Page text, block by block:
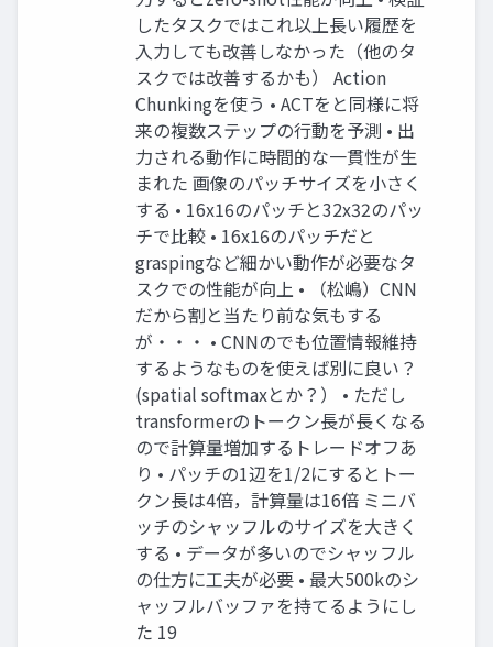
したタスクではこれ以上長い履歴を
入力しても改善しなかった（他のタ
スクでは改善するかも） Action
Chunkingを使う • ACTをと同様に将
来の複数ステップの行動を予測 • 出
力される動作に時間的な一貫性が生
まれた 画像のパッチサイズを小さく
する • 16x16のパッチと32x32のパッ
チで比較 • 16x16のパッチだと
graspingなど細かい動作が必要なタ
スクでの性能が向上 • （松嶋）CNN
だから割と当たり前な気もする
が・・・ • CNNのでも位置情報維持
するようなものを使えば別に良い？
(spatial softmaxとか？） • ただし
transformerのトークン長が長くなる
ので計算量増加するトレードオフあ
り • パッチの1辺を1/2にするとトー
クン長は4倍，計算量は16倍 ミニバ
ッチのシャッフルのサイズを大きく
する • データが多いのでシャッフル
の仕方に工夫が必要 • 最大500kのシ
ャッフルバッファを持てるようにし
た 19